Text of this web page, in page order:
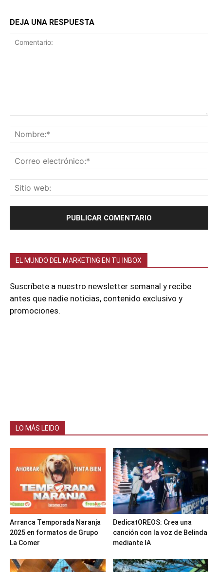
DEJA UNA RESPUESTA
EL MUNDO DEL MARKETING EN TU INBOX
Suscríbete a nuestro newsletter semanal y recibe
antes que nadie noticias, contenido exclusivo y
promociones.
LO MÁS LEIDO
Arranca Temporada Naranja
2025 en formatos de Grupo
La Comer
DedicatOREOS: Crea una
canción con la voz de Belinda
mediante IA